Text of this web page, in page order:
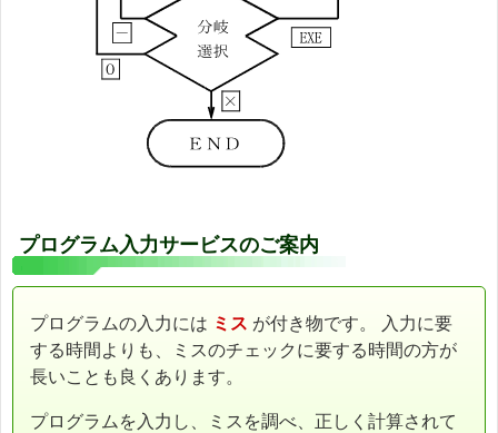
プログラム入力サービスのご案内
プログラムの入力には ミス が付き物です。 入力に要
する時間よりも、ミスのチェックに要する時間の方が
長いことも良くあります。
プログラムを入力し、ミスを調べ、正しく計算されて